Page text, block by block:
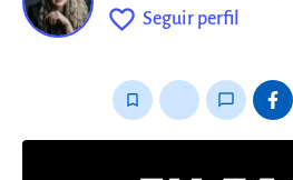
favorite_outline Seguir perfil
bookmark_border chat_bubble_outline